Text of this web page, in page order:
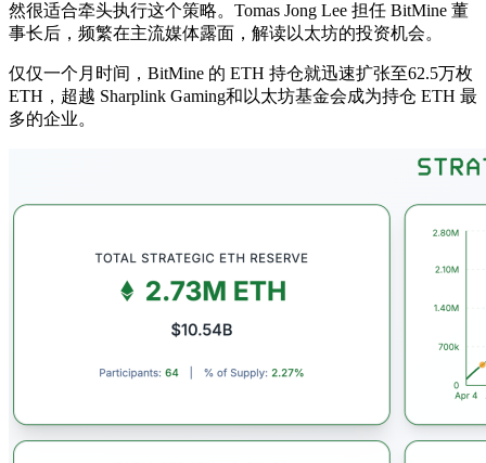
然很适合牵头执行这个策略。Tomas Jong Lee 担任 BitMine 董
事长后，频繁在主流媒体露面，解读以太坊的投资机会。
仅仅一个月时间，BitMine 的 ETH 持仓就迅速扩张至62.5万枚
ETH，超越 Sharplink Gaming和以太坊基金会成为持仓 ETH 最
多的企业。